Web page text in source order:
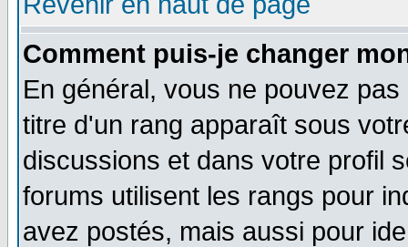
Comment puis-je changer
En général, vous ne pouvez
titre d'un rang apparaît sous
discussions et dans votre profil
forums utilisent les rangs pour
avez postés, mais aussi pour